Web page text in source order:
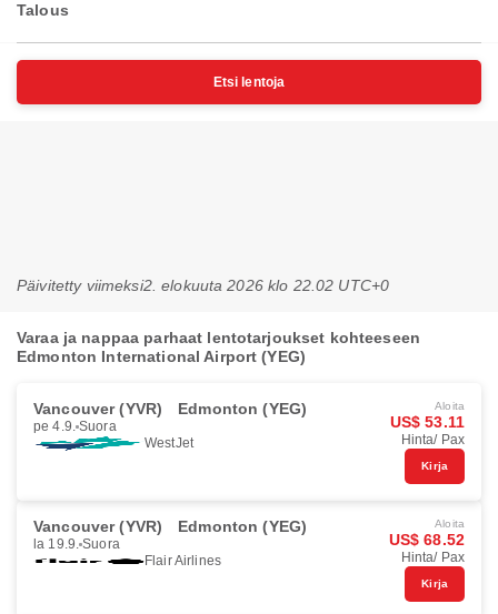
Talous
Etsi lentoja
Päivitetty viimeksi2. elokuuta 2026 klo 22.02 UTC+0
Varaa ja nappaa parhaat lentotarjoukset kohteeseen
Edmonton International Airport (YEG)
Vancouver (YVR) Edmonton (YEG)
pe 4.9. Suora
WestJet
Aloita
US$ 53.11
Hinta/ Pax
Kirja
Vancouver (YVR) Edmonton (YEG)
la 19.9. Suora
Flair Airlines
Aloita
US$ 68.52
Hinta/ Pax
Kirja